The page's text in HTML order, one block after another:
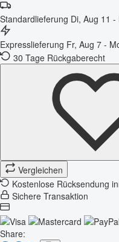
Standardlieferung Di, Aug 11 -
Expresslieferung Fr, Aug 7 -
30 Tage Rückgaberecht
Vergleichen
Kostenlose Rücksendung
Sichere Transaktion
Share: